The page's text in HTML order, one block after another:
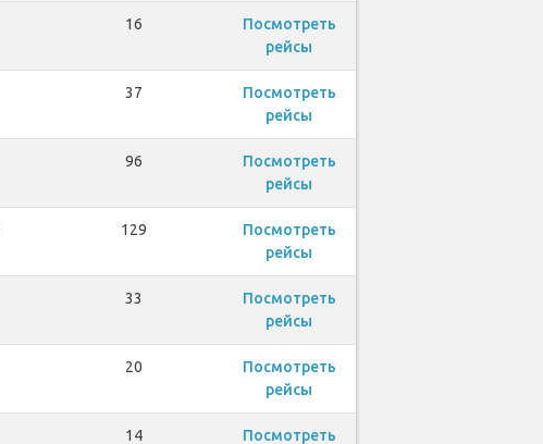
16
Посмотреть
рейсы
37
Посмотреть
рейсы
96
Посмотреть
рейсы
129
Посмотреть
рейсы
33
Посмотреть
рейсы
20
Посмотреть
рейсы
14
Посмотреть